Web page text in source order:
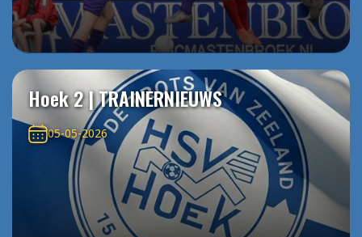
Hoek 2 | TRAINERNIEUWS
05-05-2026